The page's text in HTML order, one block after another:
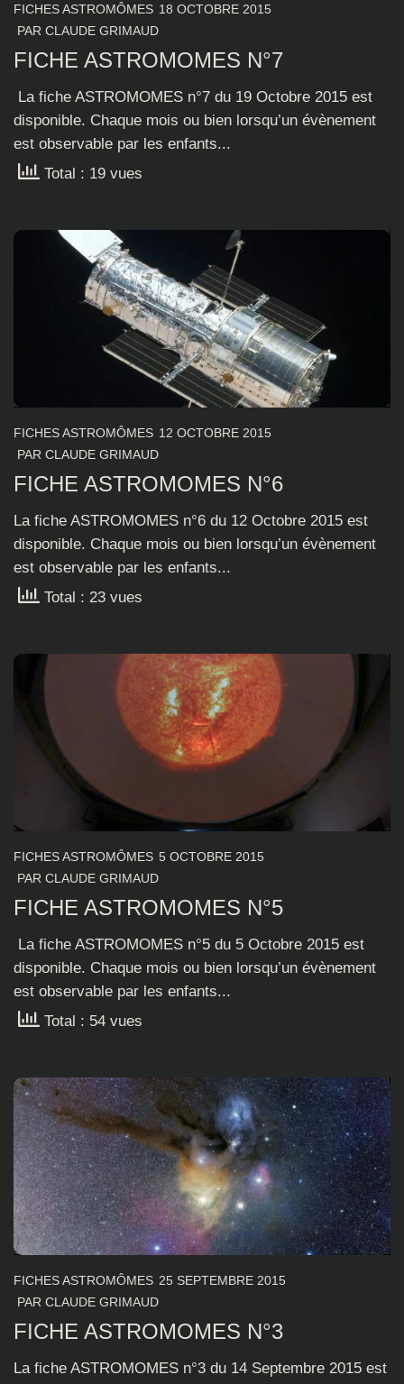
FICHES ASTROMÔMES 18 OCTOBRE 2015
PAR CLAUDE GRIMAUD
FICHE ASTROMOMES N°7
La fiche ASTROMOMES n°7 du 19 Octobre 2015 est
disponible. Chaque mois ou bien lorsqu’un évènement
est observable par les enfants...
Total : 19 vues
FICHES ASTROMÔMES 12 OCTOBRE 2015
PAR CLAUDE GRIMAUD
FICHE ASTROMOMES N°6
La fiche ASTROMOMES n°6 du 12 Octobre 2015 est
disponible. Chaque mois ou bien lorsqu’un évènement
est observable par les enfants...
Total : 23 vues
FICHES ASTROMÔMES 5 OCTOBRE 2015
PAR CLAUDE GRIMAUD
FICHE ASTROMOMES N°5
La fiche ASTROMOMES n°5 du 5 Octobre 2015 est
disponible. Chaque mois ou bien lorsqu’un évènement
est observable par les enfants...
Total : 54 vues
FICHES ASTROMÔMES 25 SEPTEMBRE 2015
PAR CLAUDE GRIMAUD
FICHE ASTROMOMES N°3
La fiche ASTROMOMES n°3 du 14 Septembre 2015 est